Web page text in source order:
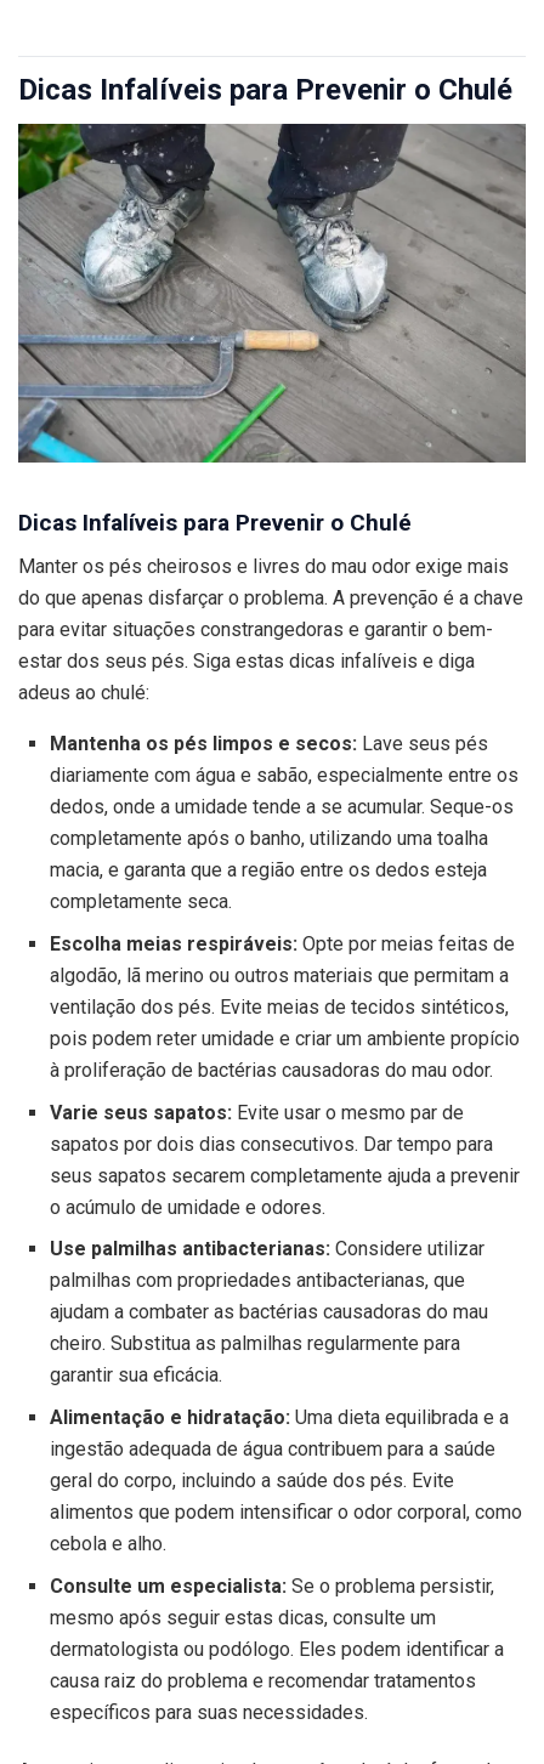
Dicas Infalíveis para Prevenir o Chulé
Dicas Infalíveis para Prevenir o Chulé
Manter os pés cheirosos e livres do mau odor exige mais
do que apenas disfarçar o problema. A prevenção é a chave
para evitar situações constrangedoras e garantir o bem-
estar dos seus pés. Siga estas dicas infalíveis e diga
adeus ao chulé:
Mantenha os pés limpos e secos:Lave seus pés
diariamente com água e sabão, especialmente entre os
dedos, onde a umidade tende a se acumular. Seque-os
completamente após o banho, utilizando uma toalha
macia, e garanta que a região entre os dedos esteja
completamente seca.
Escolha meias respiráveis:Opte por meias feitas de
algodão, lã merino ou outros materiais que permitam a
ventilação dos pés. Evite meias de tecidos sintéticos,
pois podem reter umidade e criar um ambiente propício
à proliferação de bactérias causadoras do mau odor.
Varie seus sapatos: Evite usar o mesmo par de
sapatos por dois dias consecutivos. Dar tempo para
seus sapatos secarem completamente ajuda a prevenir
o acúmulo de umidade e odores.
Use palmilhas antibacterianas:Considere utilizar
palmilhas com propriedades antibacterianas, que
ajudam a combater as bactérias causadoras do mau
cheiro. Substitua as palmilhas regularmente para
garantir sua eficácia.
Alimentação e hidratação:Uma dieta equilibrada e a
ingestão adequada de água contribuem para a saúde
geral do corpo, incluindo a saúde dos pés. Evite
alimentos que podem intensificar o odor corporal, como
cebola e alho.
Consulte um especialista:Se o problema persistir,
mesmo após seguir estas dicas, consulte um
dermatologista ou podólogo. Eles podem identificar a
causa raiz do problema e recomendar tratamentos
específicos para suas necessidades.